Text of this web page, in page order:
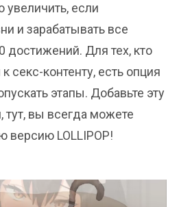
если
и зарабатывать все
достижений. Для тех, кто
секс-контенту, есть опция
этапы. Добавьте эту
тут, вы всегда можете
версию LOLLIPOP!